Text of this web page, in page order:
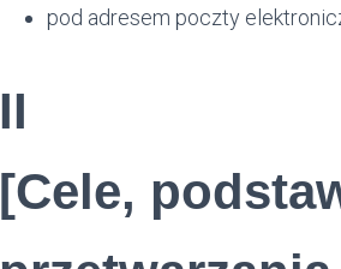
pod adresem poczty
II
[Cele,